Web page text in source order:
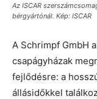
Az ISCAR
bérgyártónál. Kép: ISCAR
A Schrimpf GmbH
csapágyházak
fejlődésre: a
állásidőkkel